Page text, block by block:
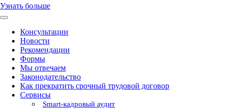
Узнать больше
Консультации
Новости
Рекомендации
Формы
Мы отвечаем
Законодательство
Как прекратить срочный трудовой договор
Сервисы
Smart-кадровый аудит